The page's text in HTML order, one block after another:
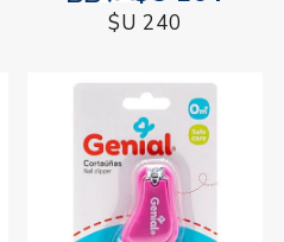
$U 240